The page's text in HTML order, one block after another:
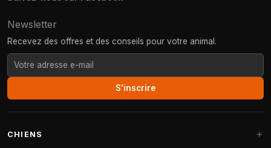
Newsletter
Recevez des offres et des conseils pour votre animal.
S'inscrire
CHIENS